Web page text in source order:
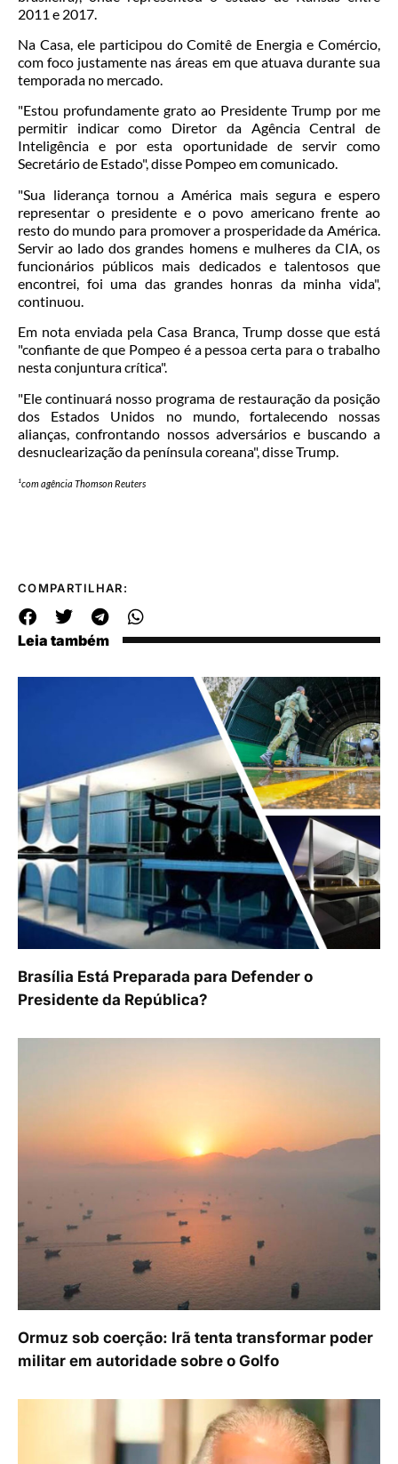
2011 e 2017.
Na Casa, ele participou do Comitê de Energia e Comércio,
com foco justamente nas áreas em que atuava durante sua
temporada no mercado.
"Estou profundamente grato ao Presidente Trump por me
permitir indicar como Diretor da Agência Central de
Inteligência e por esta oportunidade de servir como
Secretário de Estado", disse Pompeo em comunicado.
"Sua liderança tornou a América mais segura e espero
representar o presidente e o povo americano frente ao
resto do mundo para promover a prosperidade da América.
Servir ao lado dos grandes homens e mulheres da CIA, os
funcionários públicos mais dedicados e talentosos que
encontrei, foi uma das grandes honras da minha vida",
continuou.
Em nota enviada pela Casa Branca, Trump dosse que está
"confiante de que Pompeo é a pessoa certa para o trabalho
nesta conjuntura crítica".
"Ele continuará nosso programa de restauração da posição
dos Estados Unidos no mundo, fortalecendo nossas
alianças, confrontando nossos adversários e buscando a
desnuclearização da península coreana", disse Trump.
¹com agência Thomson Reuters
COMPARTILHAR:
Leia também
Brasília Está Preparada para Defender o
Presidente da República?
Ormuz sob coerção: Irã tenta transformar poder
militar em autoridade sobre o Golfo